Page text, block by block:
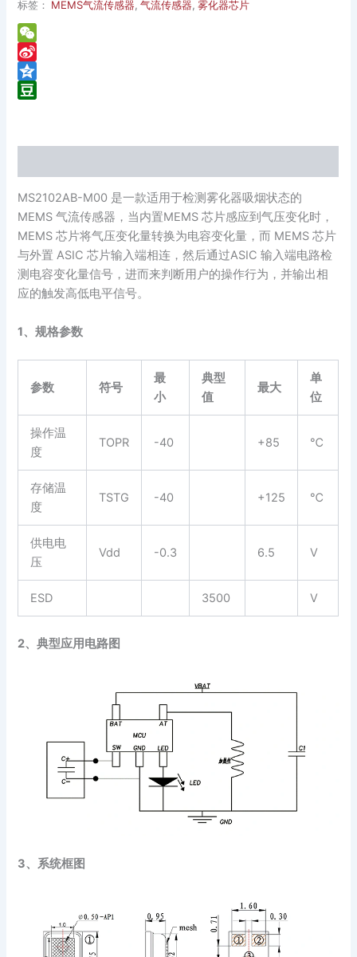
标签： MEMS气流传感器,气流传感器,雾化器芯片
WeChat
Sina
Weibo
Qzone
MS2102AB-M00 是一款适用于检测雾化器吸烟状态的
MEMS 气流传感器，当内置MEMS 芯片感应到气压变化时，
MEMS 芯片将气压变化量转换为电容变化量，而 MEMS 芯片
与外置 ASIC 芯片输入端相连，然后通过ASIC 输入端电路检
测电容变化量信号，进而来判断用户的操作行为，并输出相
应的触发高低电平信号。
1、规格参数
参数 符号
最
小
典型
值
最大
单
位
操作温
度
TOPR -40 +85 ℃
存储温
度
TSTG -40 +125 ℃
供电电
压
Vdd -0.3 6.5 V
ESD 3500 V
2、典型应用电路图
3、 系统框图